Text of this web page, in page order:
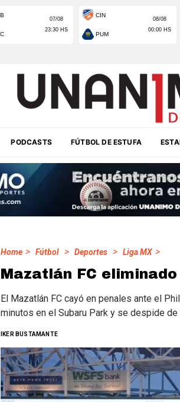
PODCASTS FÚTBOL DE ESTUFA
Home > Fútbol > Deportes > Liga MX >
Mazatlán FC
El Mazatlán FC cayó en penales ante el
minutos en el Subaru Park y se despide de
IKER BUSTAMANTE